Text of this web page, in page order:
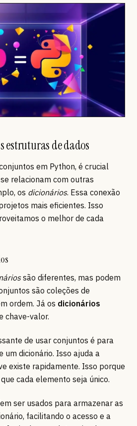
estruturas de dados
em Python, é crucial
relacionam com outras
os dicionários. Essa conexão
mais eficientes. Isso
o melhor de cada
são diferentes, mas podem
são coleções de
ordem. Já os dicionários
chave-valor.
de usar conjuntos é para
um dicionário. Isso ajuda a
existe rapidamente. Isso porque
cada elemento seja único.
ser usados para armazenar as
facilitando o acesso e a